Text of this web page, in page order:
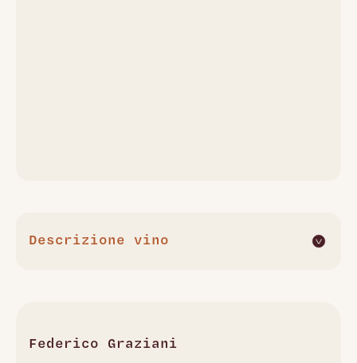
Descrizione vino
un'esperienza sensoriale complessa e affascinante. Al
Federico Graziani